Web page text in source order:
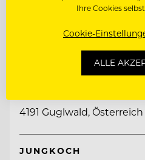
TOP ARBEITGEBER
Hotel Guglwald
4191 Guglwald, Österreich
JUNGKOCH
Ihre Cookies
Cookie-
ALLE